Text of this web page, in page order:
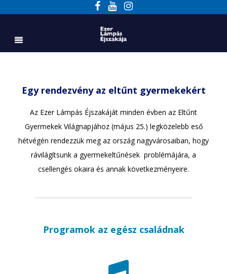
Egy rendezvény az eltűnt gyermekekért
Az Ezer Lámpás Éjszakáját minden évben az Eltűnt
Gyermekek Világnapjához (május 25.) legközelebb eső
hétvégén rendezzük meg az ország nagyvárosaiban, hogy
rávilágítsunk a gyermekeltűnések problémájára, a
csellengés okaira és annak következményeire.
Programok az egész családnak